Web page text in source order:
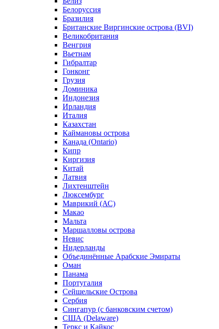
Белоруссия
Бразилия
Британские Виргинские острова (BVI)
Великобритания
Венгрия
Вьетнам
Гибралтар
Гонконг
Грузия
Доминика
Индонезия
Ирландия
Италия
Казахстан
Каймановы острова
Канада (Ontario)
Кипр
Киргизия
Китай
Латвия
Лихтенштейн
Люксембург
Маврикий (АС)
Макао
Мальта
Маршалловы острова
Нeвис
Нидерланды
Объединённые Арабские Эмираты
Оман
Панама
Португалия
Сейшельские Острова
Сербия
Сингапур (c банковским счетом)
США (Delaware)
Теркс и Кайкос